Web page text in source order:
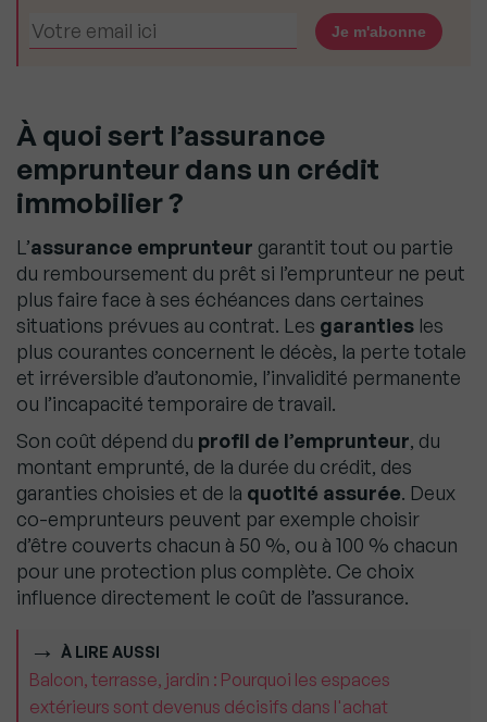
À quoi sert l’assurance
emprunteur dans un crédit
immobilier ?
L’assurance emprunteur garantit tout ou partie
du remboursement du prêt si l’emprunteur ne peut
plus faire face à ses échéances dans certaines
situations prévues au contrat. Les garanties les
plus courantes concernent le décès, la perte totale
et irréversible d’autonomie, l’invalidité permanente
ou l’incapacité temporaire de travail.
Son coût dépend du profil de l’emprunteur, du
montant emprunté, de la durée du crédit, des
garanties choisies et de la quotité assurée. Deux
co-emprunteurs peuvent par exemple choisir
d’être couverts chacun à 50 %, ou à 100 % chacun
pour une protection plus complète. Ce choix
influence directement le coût de l’assurance.
À LIRE AUSSI
Balcon, terrasse, jardin : Pourquoi les espaces
extérieurs sont devenus décisifs dans l'achat